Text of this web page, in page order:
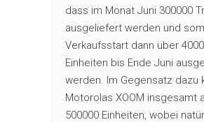
dass im Monat Juni 300000
ausgeliefert werden und
Verkaufsstart dann über
Einheiten bis Ende Juni
werden. Im Gegensatz dazu
Motorolas XOOM insgesamt
500000 Einheiten, wobei